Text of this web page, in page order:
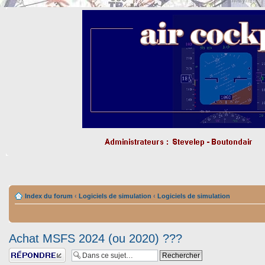
Index du forum ‹ Logiciels de simulation ‹ Logiciels de simulation
Achat MSFS 2024 (ou 2020) ???
Répondre